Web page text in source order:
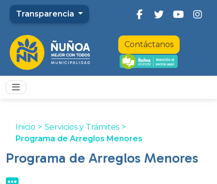
Transparencia
Contáctanos
Inicio > Servicios y Trámites >
Programa de Arreglos Menores
Programa de Arreglos Menores